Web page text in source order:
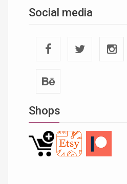
Social media
Shops